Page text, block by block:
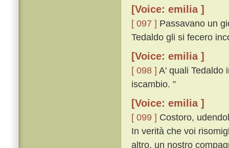
[Voice: emilia ]
[ 097 ] Passavano un
Tedaldo gli si fecero
[Voice: emilia ]
[ 098 ] A' quali Tedaldo
iscambio. ”
[Voice: emilia ]
[ 099 ] Costoro,
In verità che voi
altro, un nostro